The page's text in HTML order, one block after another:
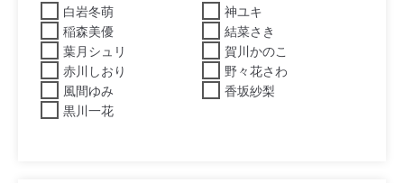
白岩冬萌
神ユキ
稲森美優
結菜さき
葉月シュリ
賀川かのこ
赤川しおり
野々花さわ
風間ゆみ
香坂紗梨
黒川一花